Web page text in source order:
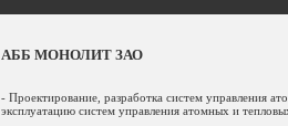
АББ МОНОЛИТ ЗАО
- Проектирование, разработка систем управления
эксплуатацию систем управления атомных и